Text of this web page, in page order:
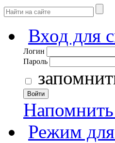
Вход для
Логин
Пароль
Войти
Режим